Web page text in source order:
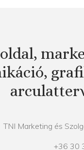
TNI Marketing és
+36 30